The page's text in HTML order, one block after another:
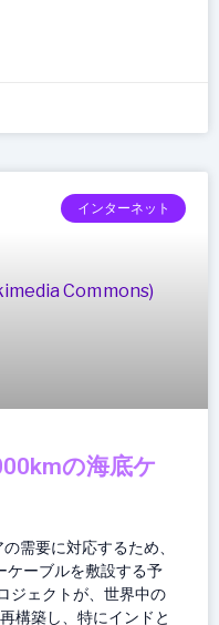
インターネット
の海底ケ
需要に対応するため、
ケーブルを敷設する予
ジェクトが、世界中の
構築し、特にインドと